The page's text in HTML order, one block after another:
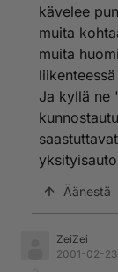
kävelee
muita
muita
Ja kyllä ne
Äänestä
ZeiZei
2001-02-